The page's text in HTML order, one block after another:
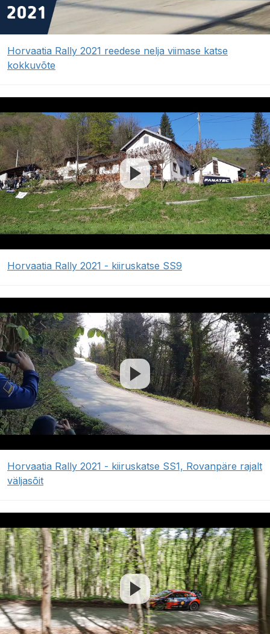
Horvaatia Rally 2021 reedese nelja viimase katse
kokkuvõte
Horvaatia Rally 2021 - kiiruskatse SS9
Horvaatia Rally 2021 - kiiruskatse SS1, Rovanpäre rajalt
väljasõit